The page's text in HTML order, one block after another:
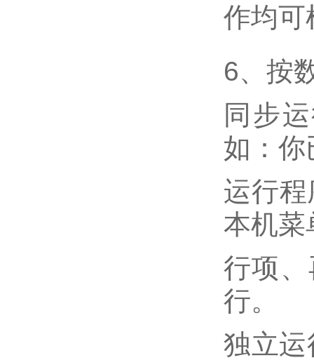
作均可
6、按
同步
如：你
运行
本机菜
行项
行。
独立